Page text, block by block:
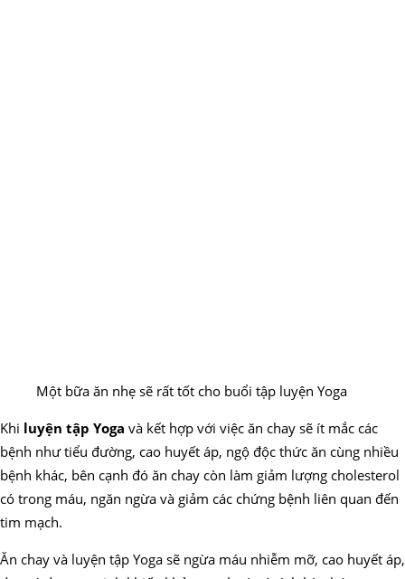
Một bữa ăn nhẹ sẽ rất tốt cho buổi tập luyện Yoga
Khi luyện tập Yoga và kết hợp với việc ăn chay sẽ ít mắc các
bệnh như tiểu đường, cao huyết áp, ngộ độc thức ăn cùng nhiều
bệnh khác, bên cạnh đó ăn chay còn làm giảm lượng cholesterol
có trong máu, ngăn ngừa và giảm các chứng bệnh liên quan đến
tim mạch.
Ăn chay và luyện tập Yoga sẽ ngừa máu nhiễm mỡ, cao huyết áp,